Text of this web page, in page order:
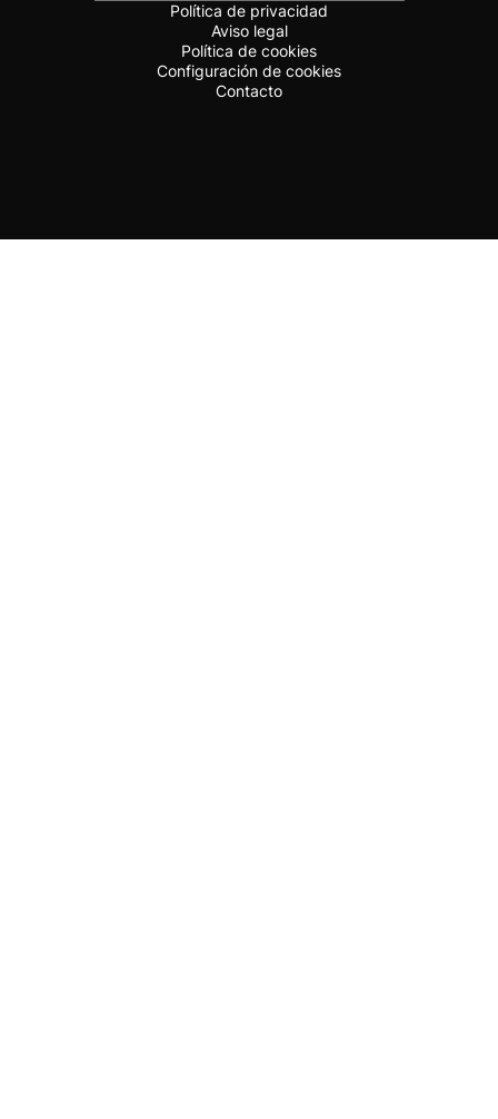
Política de privacidad
Aviso legal
Política de cookies
Configuración de cookies
Contacto